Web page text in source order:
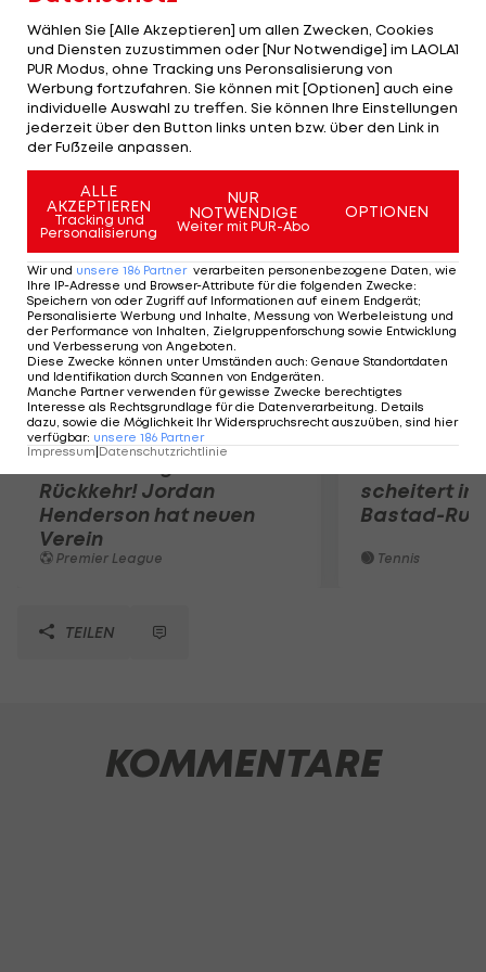
reagiert auf den Vorfall und verhängt gegen den
Verteidiger wegen "unprofessionellen Verhaltens
in der Öffentlichkeit und wegen der Verletzung
seiner Vorbildfunktion" Sanktionen, die aber nicht
publiziert werden.
Mehr zum Thema
Rückkehr! Jordan
Henderson hat neuen
Verein
Premier League
scheitert in
Bastad-
Tennis
TEILEN
KOMMENTARE
Wählen Sie [Alle Akzeptieren] um allen Zwecken, Cookies
und Diensten zuzustimmen oder [Nur Notwendige] im LAOLA1
PUR Modus, ohne Tracking uns Peronsalisierung von
Werbung fortzufahren. Sie können mit [Optionen] auch eine
individuelle Auswahl zu treffen. Sie können Ihre Einstellungen
jederzeit über den Button links unten bzw. über den Link in
der Fußzeile anpassen.
ALLE
AKZEPTIEREN
Tracking und
Personalisierung
NUR
NOTWENDIGE
Weiter mit PUR-Abo
OPTIONEN
Wir und unsere 186 Partner verarbeiten personenbezogene Daten, wie
Ihre IP-Adresse und Browser-Attribute für die folgenden Zwecke:
Speichern von oder Zugriff auf Informationen auf einem Endgerät;
Personalisierte Werbung und Inhalte, Messung von Werbeleistung und
der Performance von Inhalten, Zielgruppenforschung sowie Entwicklung
und Verbesserung von Angeboten.
Diese Zwecke können unter Umständen auch: Genaue Standortdaten
und Identifikation durch Scannen von Endgeräten.
Manche Partner verwenden für gewisse Zwecke berechtigtes
Interesse als Rechtsgrundlage für die Datenverarbeitung. Details
dazu, sowie die Möglichkeit Ihr Widerspruchsrecht auszuüben, sind hier
verfügbar: unsere 186 Partner
Impressum Datenschutzrichtlinie